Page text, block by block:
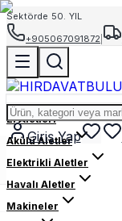
Sektörde 50. YIL
+905067091872
Giriş Yap
El Aletleri
Akülü Aletler
Elektrikli Aletler
Havalı Aletler
Makineler